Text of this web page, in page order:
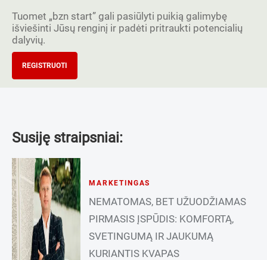
Tuomet „bzn start” gali pasiūlyti puikią galimybę
išviešinti Jūsų renginį ir padėti pritraukti potencialių
dalyvių.
REGISTRUOTI
Susiję straipsniai:
MARKETINGAS
NEMATOMAS, BET UŽUODŽIAMAS
PIRMASIS ĮSPŪDIS: KOMFORTĄ,
SVETINGUMĄ IR JAUKUMĄ
KURIANTIS KVAPAS